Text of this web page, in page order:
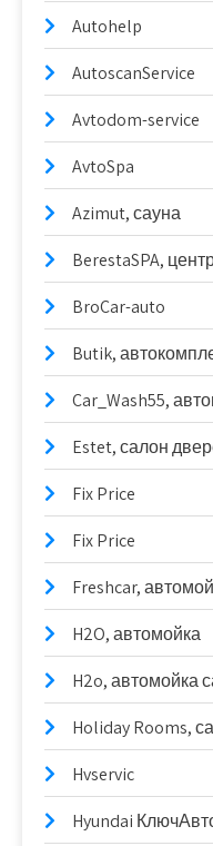
Autohelp
AutoscanService
Avtodom-service
AvtoSpa
Azimut, сауна
BerestaSPA,
BroCar-auto
Butik,
Car_Wash55,
Estet, салон
Fix Price
Fix Price
Freshcar,
H2O, автомойка
H2o, автомойка
Holiday Rooms,
Hvservic
Hyundai